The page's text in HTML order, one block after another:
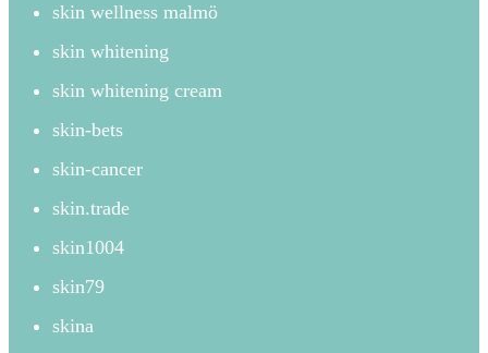
skin wellness malmö
skin whitening
skin whitening cream
skin-bets
skin-cancer
skin.trade
skin1004
skin79
skina